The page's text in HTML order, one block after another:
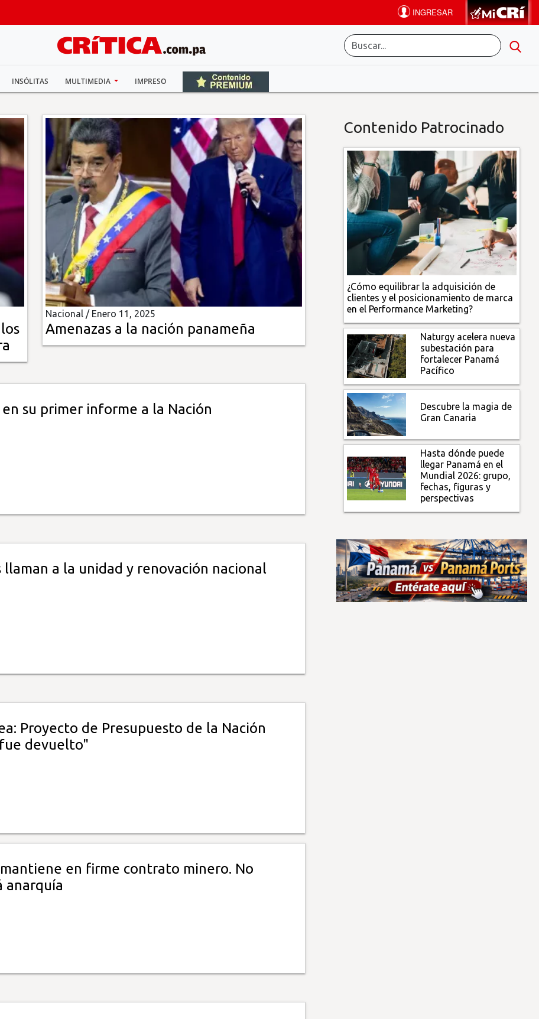
INSÓLITAS MULTIMEDIA IMPRESO
Nacional / Enero 11, 2025
Amenazas a la nación panameña
su primer informe a la Nación
llaman a la unidad y renovación nacional
Proyecto de Presupuesto de la Nación
devuelto"
en firme contrato minero. No
anarquía
Contenido Patrocinado
¿Cómo equilibrar la adquisición de
clientes y el posicionamiento de marca
en el Performance Marketing?
Naturgy acelera nueva
subestación para
fortalecer Panamá
Pacífico
Descubre la magia de
Gran Canaria
Hasta dónde puede
llegar Panamá en el
Mundial 2026: grupo,
fechas, figuras y
perspectivas